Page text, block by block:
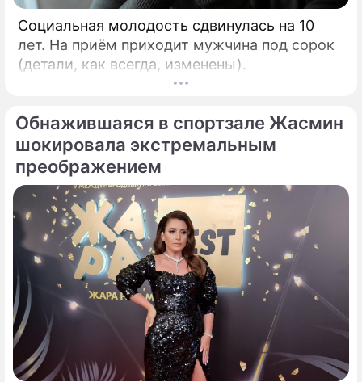
Социальная молодость сдвинулась на 10
лет. На приём приходит мужчина под сорок
(детали, как всегда, изменены).
Обнажившаяся в спортзале Жасмин
шокировала экстремальным
преображением